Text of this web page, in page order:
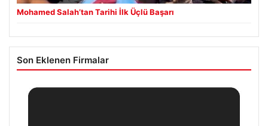
Mohamed Salah’tan Tarihi İlk Üçlü Başarı
Son Eklenen Firmalar